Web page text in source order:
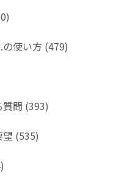
使い方 (479)
問 (393)
望 (535)